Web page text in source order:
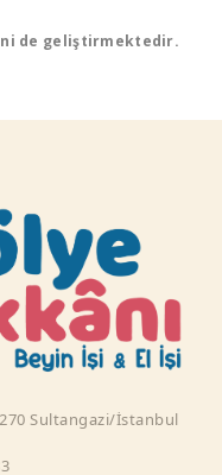
de geliştirmektedir.
Sultangazi/İstanbul